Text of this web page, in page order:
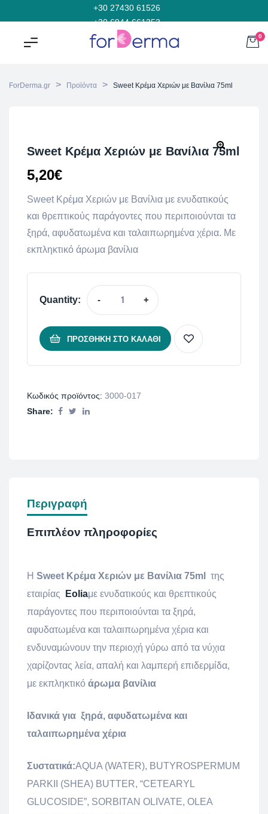
+30 27430 61526
+30 6944 661353
0
ForDerma.gr > Προϊόντα > Sweet Κρέμα Χεριών με Βανίλια 75ml
Sweet Κρέμα Χεριών με Βανίλια 75ml
5,20€
Sweet Κρέμα Χεριών με Βανίλια με ενυδατικούς
και θρεπτικούς παράγοντες που περιποιούνται τα
ξηρά, αφυδατωμένα και ταλαιπωρημένα χέρια. Με
εκπληκτικό άρωμα βανίλια
Quantity: - +
ΠΡΟΣΘΉΚΗ ΣΤΟ ΚΑΛΆΘΙ
Κωδικός προϊόντος: 3000-017
Share:
Περιγραφή
Επιπλέον πληροφορίες
Η Sweet Κρέμα Χεριών με Βανίλια 75ml
της
εταιρίας
Eoliaμε ενυδατικούς και θρεπτικούς
παράγοντες που περιποιούνται τα ξηρά,
αφυδατωμένα και ταλαιπωρημένα χέρια και
ενδυναμώνουν την περιοχή γύρω από τα νύχια
χαρίζοντας λεία, απαλή και λαμπερή επιδερμίδα,
με εκπληκτικό άρωμα βανίλια
Ιδανικά για ξηρά, αφυδατωμένα και
ταλαιπωρημένα χέρια
Συστατικά:AQUA (WATER), BUTYROSPERMUM
PARKII (SHEA) BUTTER, “CETEARYL
GLUCOSIDE”, SORBITAN OLIVATE, OLEA